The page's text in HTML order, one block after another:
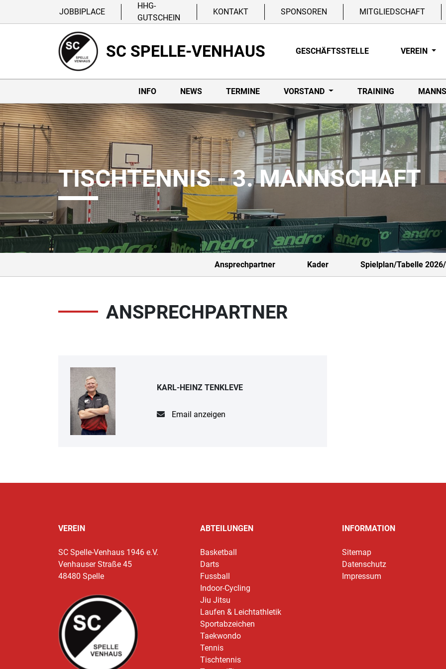
JOBBIPLACE
HHG-
GUTSCHEIN
KONTAKT SPONSOREN MITGLIEDSCHAFT
SC SPELLE-VENHAUS GESCHÄFTSSTELLE VEREIN
INFO NEWS TERMINE VORSTAND TRAINING
TISCHTENNIS - 3. MANNSCHAFT
Ansprechpartner Kader Spielplan/Tabelle
ANSPRECHPARTNER
KARL-HEINZ TENKLEVE
Email anzeigen
VEREIN
SC Spelle-Venhaus 1946 e.V.
Venhauser Straße 45
48480 Spelle
ABTEILUNGEN
Basketball
Darts
Fussball
Indoor-Cycling
Jiu Jitsu
Laufen & Leichtathletik
Sportabzeichen
Taekwondo
Tennis
Tischtennis
INFORMATION
Sitemap
Datenschutz
Impressum